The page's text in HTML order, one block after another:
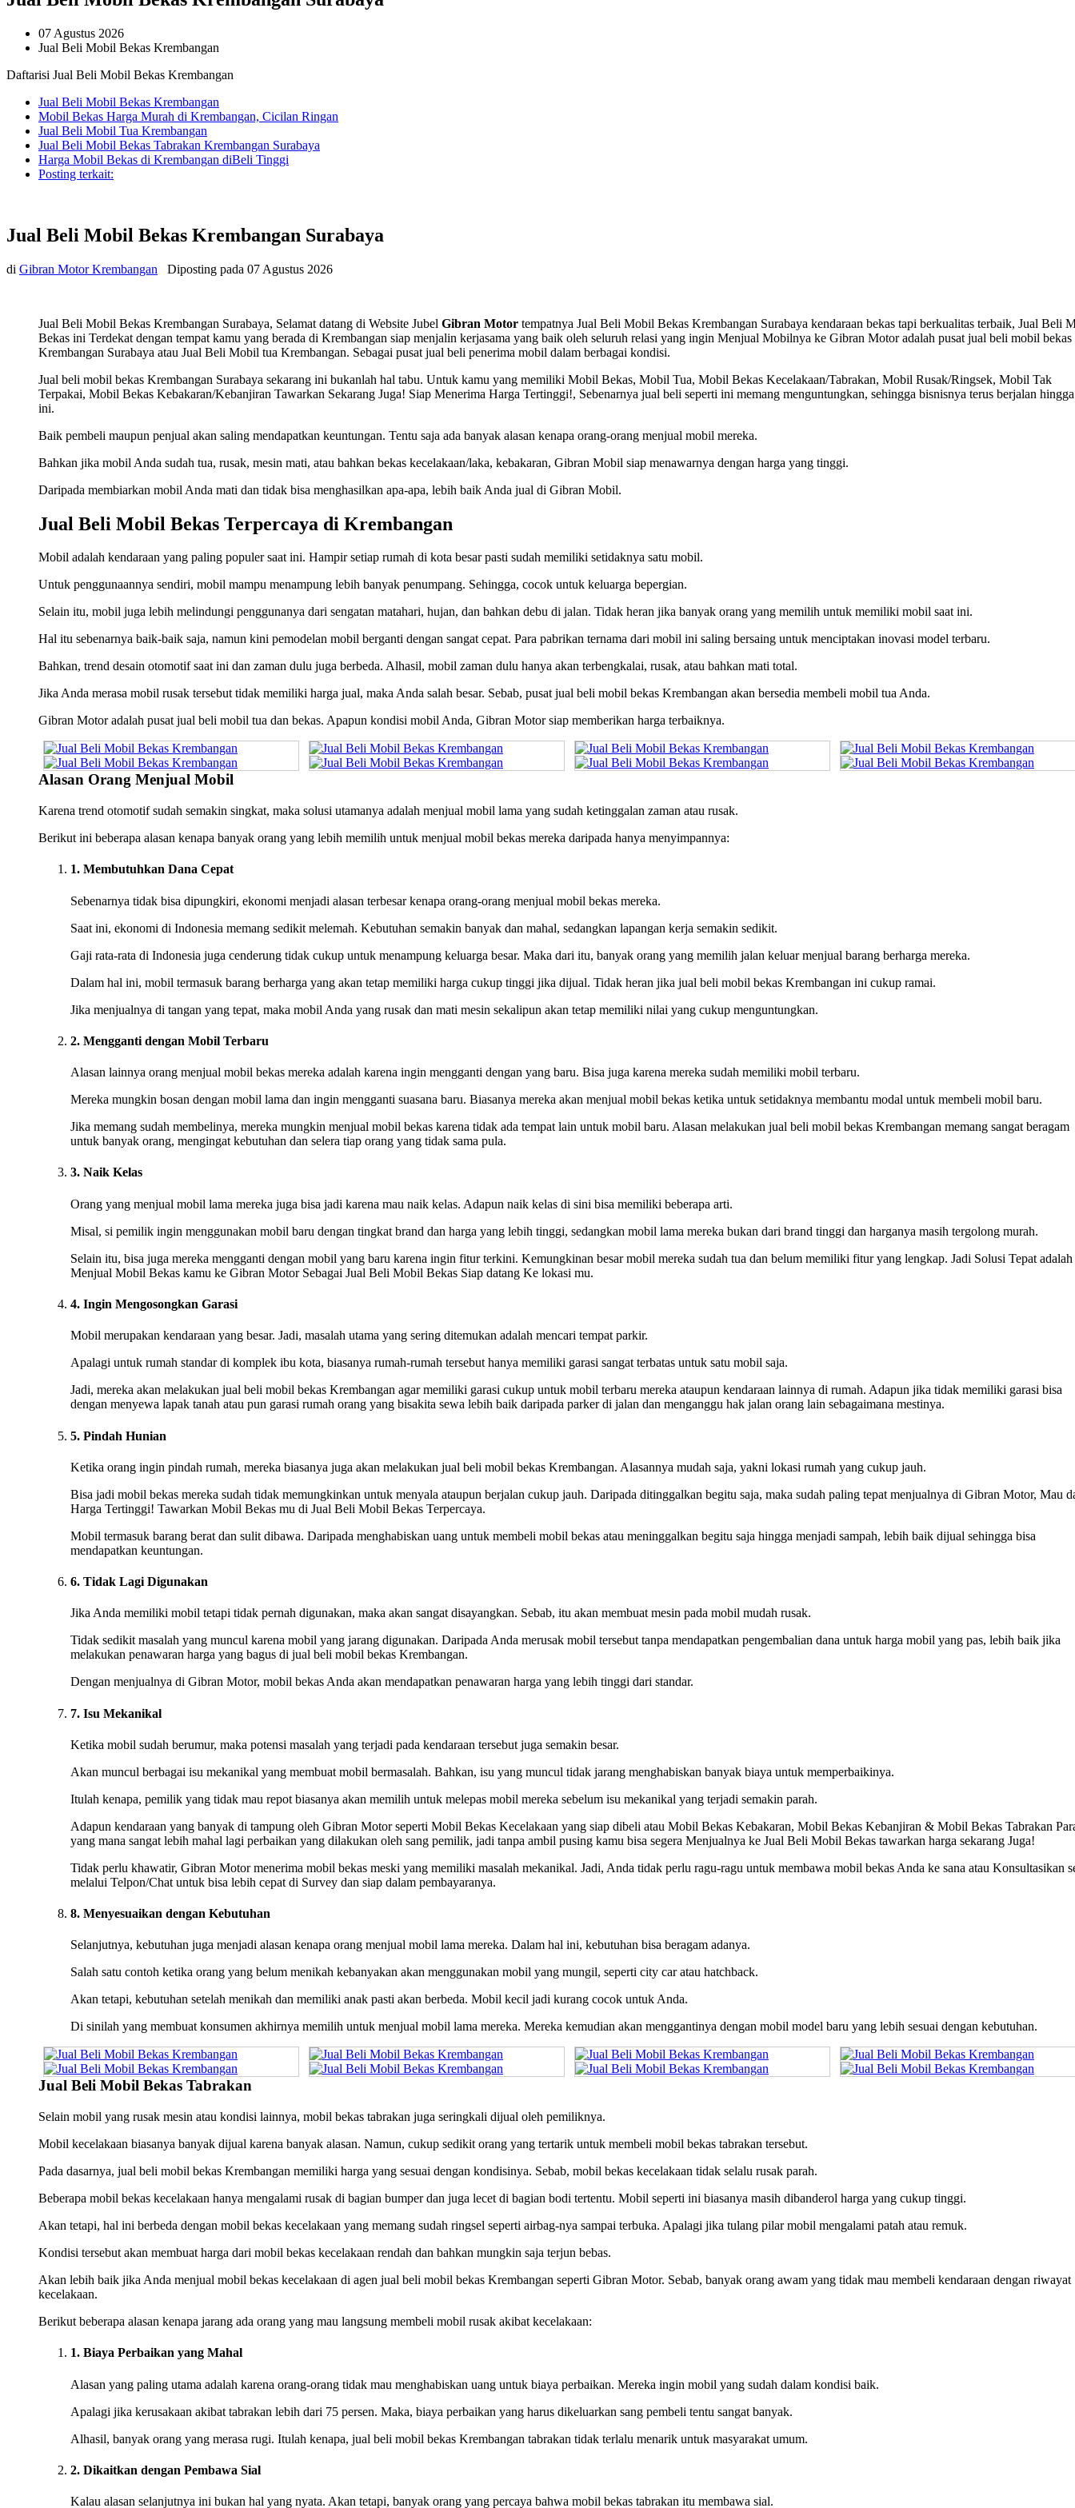
07 Agustus 2026
Jual Beli Mobil Bekas Krembangan
Daftarisi Jual Beli Mobil Bekas Krembangan
Jual Beli Mobil Bekas Krembangan
Mobil Bekas Harga Murah di Krembangan, Cicilan Ringan
Jual Beli Mobil Tua Krembangan
Jual Beli Mobil Bekas Tabrakan Krembangan Surabaya
Harga Mobil Bekas di Krembangan diBeli Tinggi
Posting terkait:
Jual Beli Mobil Bekas Krembangan Surabaya
di Gibran Motor Krembangan Diposting pada 07 Agustus 2026
Jual Beli Mobil Bekas Krembangan Surabaya, Selamat datang di Website Jubel Gibran Motor tempatnya Jual Beli Mobil Bekas Krembangan Surabaya kendaraan bekas tapi berkualitas terbaik, Jual Beli
Bekas ini Terdekat dengan tempat kamu yang berada di Krembangan siap menjalin kerjasama yang baik oleh seluruh relasi yang ingin Menjual Mobilnya ke Gibran Motor adalah pusat jual beli mobil bekas
Krembangan Surabaya atau Jual Beli Mobil tua Krembangan. Sebagai pusat jual beli penerima mobil dalam berbagai kondisi.
Jual beli mobil bekas Krembangan Surabaya sekarang ini bukanlah hal tabu. Untuk kamu yang memiliki Mobil Bekas, Mobil Tua, Mobil Bekas Kecelakaan/Tabrakan, Mobil Rusak/Ringsek, Mobil Tak
Terpakai, Mobil Bekas Kebakaran/Kebanjiran Tawarkan Sekarang Juga! Siap Menerima Harga Tertinggi!, Sebenarnya jual beli seperti ini memang menguntungkan, sehingga bisnisnya terus berjalan hingga
ini.
Baik pembeli maupun penjual akan saling mendapatkan keuntungan. Tentu saja ada banyak alasan kenapa orang-orang menjual mobil mereka.
Bahkan jika mobil Anda sudah tua, rusak, mesin mati, atau bahkan bekas kecelakaan/laka, kebakaran, Gibran Mobil siap menawarnya dengan harga yang tinggi.
Daripada membiarkan mobil Anda mati dan tidak bisa menghasilkan apa-apa, lebih baik Anda jual di Gibran Mobil.
Jual Beli Mobil Bekas Terpercaya di Krembangan
Mobil adalah kendaraan yang paling populer saat ini. Hampir setiap rumah di kota besar pasti sudah memiliki setidaknya satu mobil.
Untuk penggunaannya sendiri, mobil mampu menampung lebih banyak penumpang. Sehingga, cocok untuk keluarga bepergian.
Selain itu, mobil juga lebih melindungi penggunanya dari sengatan matahari, hujan, dan bahkan debu di jalan. Tidak heran jika banyak orang yang memilih untuk memiliki mobil saat ini.
Hal itu sebenarnya baik-baik saja, namun kini pemodelan mobil berganti dengan sangat cepat. Para pabrikan ternama dari mobil ini saling bersaing untuk menciptakan inovasi model terbaru.
Bahkan, trend desain otomotif saat ini dan zaman dulu juga berbeda. Alhasil, mobil zaman dulu hanya akan terbengkalai, rusak, atau bahkan mati total.
Jika Anda merasa mobil rusak tersebut tidak memiliki harga jual, maka Anda salah besar. Sebab, pusat jual beli mobil bekas Krembangan akan bersedia membeli mobil tua Anda.
Gibran Motor adalah pusat jual beli mobil tua dan bekas. Apapun kondisi mobil Anda, Gibran Motor siap memberikan harga terbaiknya.
Alasan Orang Menjual Mobil
Karena trend otomotif sudah semakin singkat, maka solusi utamanya adalah menjual mobil lama yang sudah ketinggalan zaman atau rusak.
Berikut ini beberapa alasan kenapa banyak orang yang lebih memilih untuk menjual mobil bekas mereka daripada hanya menyimpannya:
1. Membutuhkan Dana Cepat
Sebenarnya tidak bisa dipungkiri, ekonomi menjadi alasan terbesar kenapa orang-orang menjual mobil bekas mereka.
Saat ini, ekonomi di Indonesia memang sedikit melemah. Kebutuhan semakin banyak dan mahal, sedangkan lapangan kerja semakin sedikit.
Gaji rata-rata di Indonesia juga cenderung tidak cukup untuk menampung keluarga besar. Maka dari itu, banyak orang yang memilih jalan keluar menjual barang berharga mereka.
Dalam hal ini, mobil termasuk barang berharga yang akan tetap memiliki harga cukup tinggi jika dijual. Tidak heran jika jual beli mobil bekas Krembangan ini cukup ramai.
Jika menjualnya di tangan yang tepat, maka mobil Anda yang rusak dan mati mesin sekalipun akan tetap memiliki nilai yang cukup menguntungkan.
2. Mengganti dengan Mobil Terbaru
Alasan lainnya orang menjual mobil bekas mereka adalah karena ingin mengganti dengan yang baru. Bisa juga karena mereka sudah memiliki mobil terbaru.
Mereka mungkin bosan dengan mobil lama dan ingin mengganti suasana baru. Biasanya mereka akan menjual mobil bekas ketika untuk setidaknya membantu modal untuk membeli mobil baru.
Jika memang sudah membelinya, mereka mungkin menjual mobil bekas karena tidak ada tempat lain untuk mobil baru. Alasan melakukan jual beli mobil bekas Krembangan memang sangat beragam
untuk banyak orang, mengingat kebutuhan dan selera tiap orang yang tidak sama pula.
3. Naik Kelas
Orang yang menjual mobil lama mereka juga bisa jadi karena mau naik kelas. Adapun naik kelas di sini bisa memiliki beberapa arti.
Misal, si pemilik ingin menggunakan mobil baru dengan tingkat brand dan harga yang lebih tinggi, sedangkan mobil lama mereka bukan dari brand tinggi dan harganya masih tergolong murah.
Selain itu, bisa juga mereka mengganti dengan mobil yang baru karena ingin fitur terkini. Kemungkinan besar mobil mereka sudah tua dan belum memiliki fitur yang lengkap. Jadi Solusi Tepat adalah
Menjual Mobil Bekas kamu ke Gibran Motor Sebagai Jual Beli Mobil Bekas Siap datang Ke lokasi mu.
4. Ingin Mengosongkan Garasi
Mobil merupakan kendaraan yang besar. Jadi, masalah utama yang sering ditemukan adalah mencari tempat parkir.
Apalagi untuk rumah standar di komplek ibu kota, biasanya rumah-rumah tersebut hanya memiliki garasi sangat terbatas untuk satu mobil saja.
Jadi, mereka akan melakukan jual beli mobil bekas Krembangan agar memiliki garasi cukup untuk mobil terbaru mereka ataupun kendaraan lainnya di rumah. Adapun jika tidak memiliki garasi bisa
dengan menyewa lapak tanah atau pun garasi rumah orang yang bisakita sewa lebih baik daripada parker di jalan dan menganggu hak jalan orang lain sebagaimana mestinya.
5. Pindah Hunian
Ketika orang ingin pindah rumah, mereka biasanya juga akan melakukan jual beli mobil bekas Krembangan. Alasannya mudah saja, yakni lokasi rumah yang cukup jauh.
Bisa jadi mobil bekas mereka sudah tidak memungkinkan untuk menyala ataupun berjalan cukup jauh. Daripada ditinggalkan begitu saja, maka sudah paling tepat menjualnya di Gibran Motor, Mau
Harga Tertinggi! Tawarkan Mobil Bekas mu di Jual Beli Mobil Bekas Terpercaya.
Mobil termasuk barang berat dan sulit dibawa. Daripada menghabiskan uang untuk membeli mobil bekas atau meninggalkan begitu saja hingga menjadi sampah, lebih baik dijual sehingga bisa
mendapatkan keuntungan.
6. Tidak Lagi Digunakan
Jika Anda memiliki mobil tetapi tidak pernah digunakan, maka akan sangat disayangkan. Sebab, itu akan membuat mesin pada mobil mudah rusak.
Tidak sedikit masalah yang muncul karena mobil yang jarang digunakan. Daripada Anda merusak mobil tersebut tanpa mendapatkan pengembalian dana untuk harga mobil yang pas, lebih baik jika
melakukan penawaran harga yang bagus di jual beli mobil bekas Krembangan.
Dengan menjualnya di Gibran Motor, mobil bekas Anda akan mendapatkan penawaran harga yang lebih tinggi dari standar.
7. Isu Mekanikal
Ketika mobil sudah berumur, maka potensi masalah yang terjadi pada kendaraan tersebut juga semakin besar.
Akan muncul berbagai isu mekanikal yang membuat mobil bermasalah. Bahkan, isu yang muncul tidak jarang menghabiskan banyak biaya untuk memperbaikinya.
Itulah kenapa, pemilik yang tidak mau repot biasanya akan memilih untuk melepas mobil mereka sebelum isu mekanikal yang terjadi semakin parah.
Adapun kendaraan yang banyak di tampung oleh Gibran Motor seperti Mobil Bekas Kecelakaan yang siap dibeli atau Mobil Bekas Kebakaran, Mobil Bekas Kebanjiran & Mobil Bekas Tabrakan
yang mana sangat lebih mahal lagi perbaikan yang dilakukan oleh sang pemilik, jadi tanpa ambil pusing kamu bisa segera Menjualnya ke Jual Beli Mobil Bekas tawarkan harga sekarang Juga!
Tidak perlu khawatir, Gibran Motor menerima mobil bekas meski yang memiliki masalah mekanikal. Jadi, Anda tidak perlu ragu-ragu untuk membawa mobil bekas Anda ke sana atau Konsultasikan
melalui Telpon/Chat untuk bisa lebih cepat di Survey dan siap dalam pembayaranya.
8. Menyesuaikan dengan Kebutuhan
Selanjutnya, kebutuhan juga menjadi alasan kenapa orang menjual mobil lama mereka. Dalam hal ini, kebutuhan bisa beragam adanya.
Salah satu contoh ketika orang yang belum menikah kebanyakan akan menggunakan mobil yang mungil, seperti city car atau hatchback.
Akan tetapi, kebutuhan setelah menikah dan memiliki anak pasti akan berbeda. Mobil kecil jadi kurang cocok untuk Anda.
Di sinilah yang membuat konsumen akhirnya memilih untuk menjual mobil lama mereka. Mereka kemudian akan menggantinya dengan mobil model baru yang lebih sesuai dengan kebutuhan.
Jual Beli Mobil Bekas Tabrakan
Selain mobil yang rusak mesin atau kondisi lainnya, mobil bekas tabrakan juga seringkali dijual oleh pemiliknya.
Mobil kecelakaan biasanya banyak dijual karena banyak alasan. Namun, cukup sedikit orang yang tertarik untuk membeli mobil bekas tabrakan tersebut.
Pada dasarnya, jual beli mobil bekas Krembangan memiliki harga yang sesuai dengan kondisinya. Sebab, mobil bekas kecelakaan tidak selalu rusak parah.
Beberapa mobil bekas kecelakaan hanya mengalami rusak di bagian bumper dan juga lecet di bagian bodi tertentu. Mobil seperti ini biasanya masih dibanderol harga yang cukup tinggi.
Akan tetapi, hal ini berbeda dengan mobil bekas kecelakaan yang memang sudah ringsel seperti airbag-nya sampai terbuka. Apalagi jika tulang pilar mobil mengalami patah atau remuk.
Kondisi tersebut akan membuat harga dari mobil bekas kecelakaan rendah dan bahkan mungkin saja terjun bebas.
Akan lebih baik jika Anda menjual mobil bekas kecelakaan di agen jual beli mobil bekas Krembangan seperti Gibran Motor. Sebab, banyak orang awam yang tidak mau membeli kendaraan dengan riwayat
kecelakaan.
Berikut beberapa alasan kenapa jarang ada orang yang mau langsung membeli mobil rusak akibat kecelakaan:
1. Biaya Perbaikan yang Mahal
Alasan yang paling utama adalah karena orang-orang tidak mau menghabiskan uang untuk biaya perbaikan. Mereka ingin mobil yang sudah dalam kondisi baik.
Apalagi jika kerusakaan akibat tabrakan lebih dari 75 persen. Maka, biaya perbaikan yang harus dikeluarkan sang pembeli tentu sangat banyak.
Alhasil, banyak orang yang merasa rugi. Itulah kenapa, jual beli mobil bekas Krembangan tabrakan tidak terlalu menarik untuk masyarakat umum.
2. Dikaitkan dengan Pembawa Sial
Kalau alasan selanjutnya ini bukan hal yang nyata. Akan tetapi, banyak orang yang percaya bahwa mobil bekas tabrakan itu membawa sial.